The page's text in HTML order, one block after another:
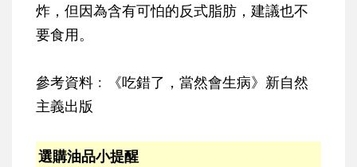
炸，但因為含有可怕的反式脂肪，建議也不
要食用。
參考資料﹕《吃錯了，當然會生病》新自然
主義出版
選購油品小提醒